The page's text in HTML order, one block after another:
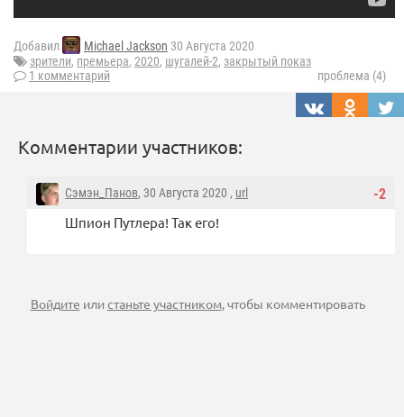
Добавил Michael Jackson 30 Августа 2020
зрители, премьера, 2020, шугалей-2, закрытый показ
1 комментарий
проблема (4)
Комментарии участников:
-2
Сэмэн_Панов, 30 Августа 2020 , url
Шпион Путлера! Так его!
Войдите илистаньте участником, чтобы комментировать